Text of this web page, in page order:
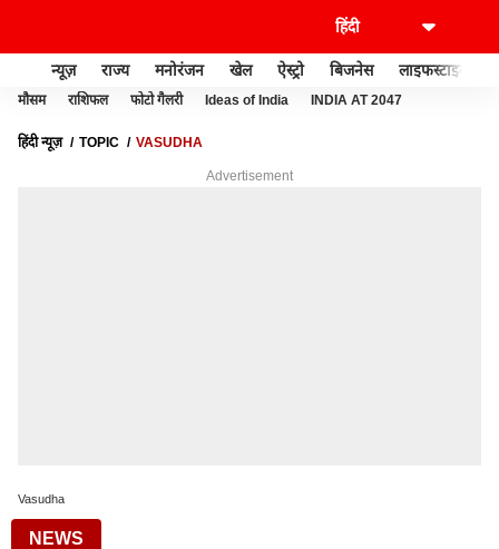
न्यूज़ राज्य मनोरंजन खेल ऐस्ट्रो बिजनेस लाइफस्टाइल
मौसम राशिफल फोटो गैलरी Ideas of India INDIA AT 2047
हिंदी न्यूज़ TOPIC VASUDHA
Advertisement
Vasudha
NEWS